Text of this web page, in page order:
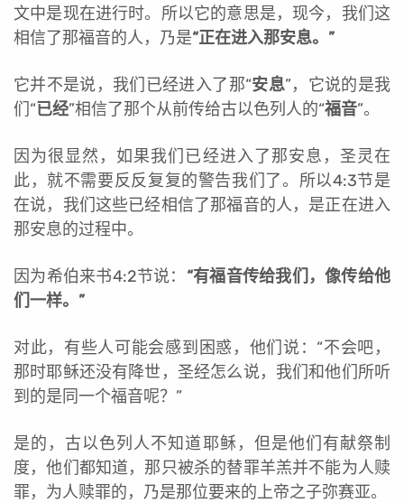
文中是现在进行时。所以它的意思是，现今，我们这
相信了那福音的人，乃是“正在进入那安息。”
它并不是说，我们已经进入了那“安息”，它说的是我
们“已经”相信了那个从前传给古以色列人的“福音”。
因为很显然，如果我们已经进入了那安息，圣灵在
此，就不需要反反复复的警告我们了。所以4:3节是
在说，我们这些已经相信了那福音的人，是正在进入
那安息的过程中。
因为希伯来书4:2节说： “有福音传给我们，像传给他
们一样。”
对此，有些人可能会感到困惑，他们说：“不会吧，
那时耶稣还没有降世，圣经怎么说，我们和他们所听
到的是同一个福音呢？”
是的，古以色列人不知道耶稣，但是他们有献祭制
度，他们都知道，那只被杀的替罪羊羔并不能为人赎
罪，为人赎罪的，乃是那位要来的上帝之子弥赛亚。